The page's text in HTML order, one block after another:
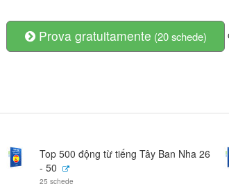
Prova gratuitamente (20 schede)
Top 500 động từ tiếng Tây Ban Nha 26
- 50
25 schede